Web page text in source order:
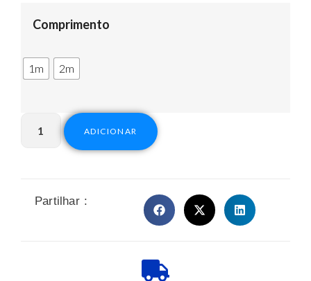
Comprimento
1m 2m
ADICIONAR
Partilhar :